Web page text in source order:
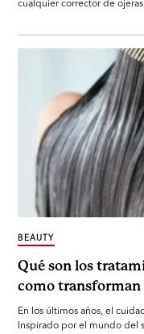
cualquier corrector de
Qué son los
como transforman
BEAUTY
En los últimos años, el
Inspirado por el mundo del